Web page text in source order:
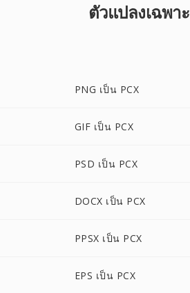
ตัวแปลงเฉพาะ
PNG เป็น PCX
GIF เป็น PCX
PSD เป็น PCX
DOCX เป็น PCX
PPSX เป็น PCX
EPS เป็น PCX